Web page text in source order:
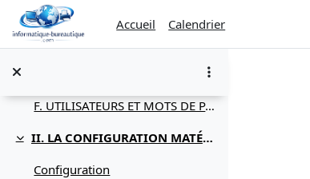
Passer au contenu principal
Accueil
Calendrier
C. ZONE DE NOTIFICATION
D. APPLICATIONS
F. UTILISATEURS ET MOTS DE PASSE
Replier
II. LA CONFIGURATION MATÉRIELLE
Configuration